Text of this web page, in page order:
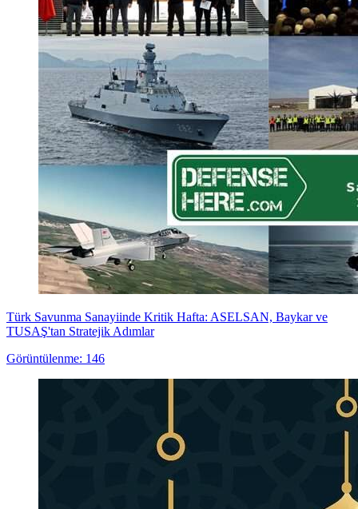
Türk Savunma Sanayiinde Kritik Hafta: ASELSAN, Baykar ve
TUSAŞ'tan Stratejik Adımlar
Görüntülenme: 146